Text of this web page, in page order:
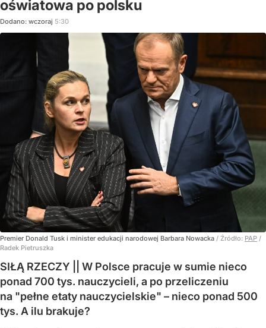
oświatowa po polsku
Dodano: wczoraj 5:30
Premier Donald Tusk i minister edukacji narodowej Barbara Nowacka / Źródło: PAP /
Radek Pietruszka
SIŁĄ RZECZY || W Polsce pracuje w sumie nieco
ponad 700 tys. nauczycieli, a po przeliczeniu
na "pełne etaty nauczycielskie" – nieco ponad 500
tys. A ilu brakuje?